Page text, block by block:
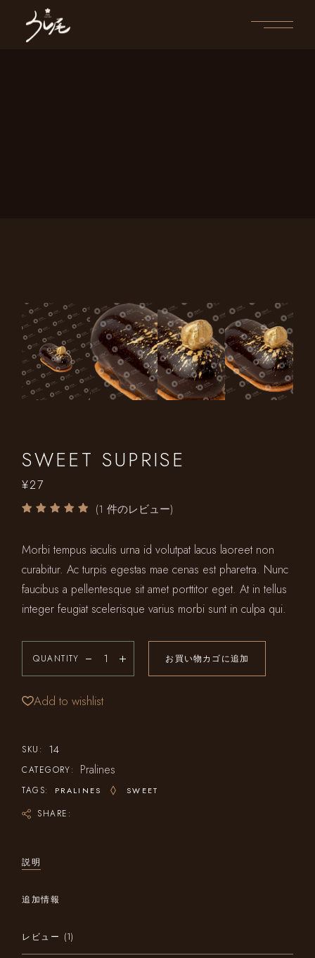
SWEET SUPRISE
¥27
(1 件のレビュー)
Morbi tempus iaculis urna id volutpat lacus laoreet non
curabitur. Ac turpis egestas mae cenas est pharetra. Nunc
faucibus a pellentesque sit amet porttitor eget. At in tellus
integer feugiat scelerisque varius morbi sunt in culpa qui.
QUANTITY お買い物カゴに追加
Add to wishlist
SKU: 14
CATEGORY: Pralines
TAGS: PRALINES SWEET
SHARE:
説明
追加情報
レビュー (1)